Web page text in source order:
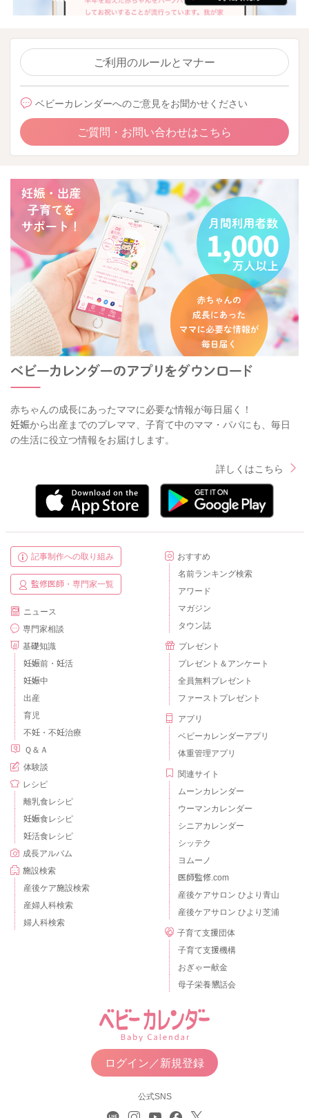
ご利用のルールとマナー
ベビーカレンダーへのご意見をお聞かせください
ご質問・お問い合わせはこちら
赤ちゃんの成長にあったママに必要な情報が毎日届く！
妊娠から出産までのプレママ、子育て中のママ・パパにも、毎日
の生活に役立つ情報をお届けします。
詳しくはこちら
記事制作への取り組み
監修医師・専門家一覧
ニュース
専門家相談
基礎知識
妊娠前・妊活
妊娠中
出産
育児
不妊・不妊治療
Ｑ＆Ａ
体験談
レシピ
離乳食レシピ
妊娠食レシピ
妊活食レシピ
成長アルバム
施設検索
産後ケア施設検索
産婦人科検索
婦人科検索
おすすめ
名前ランキング検索
アワード
マガジン
タウン誌
プレゼント
プレゼント＆アンケート
全員無料プレゼント
ファーストプレゼント
アプリ
ベビーカレンダーアプリ
体重管理アプリ
関連サイト
ムーンカレンダー
ウーマンカレンダー
シニアカレンダー
シッテク
ヨムーノ
医師監修.com
産後ケアサロン ひより青山
産後ケアサロン ひより芝浦
子育て支援団体
子育て支援機構
おぎゃー献金
母子栄養懇話会
ログイン／新規登録
公式SNS